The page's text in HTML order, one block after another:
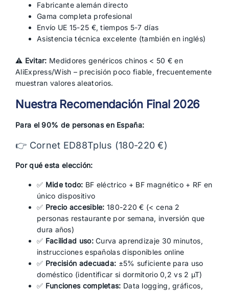
Fabricante alemán directo
Gama completa profesional
Envío UE 15-25 €, tiempos 5-7 días
Asistencia técnica excelente (también en inglés)
⚠️ Evitar: Medidores genéricos chinos < 50 € en
AliExpress/Wish – precisión poco fiable, frecuentemente
muestran valores aleatorios.
Nuestra Recomendación Final 2026
Para el 90% de personas en España:
👉 Cornet ED88Tplus (180-220 €)
Por qué esta elección:
✅ Mide todo: BF eléctrico + BF magnético + RF en
único dispositivo
✅ Precio accesible: 180-220 € (< cena 2
personas restaurante por semana, inversión que
dura años)
✅ Facilidad uso:Curva aprendizaje 30 minutos,
instrucciones españolas disponibles online
✅ Precisión adecuada: ±5% suficiente para uso
doméstico (identificar si dormitorio 0,2 vs 2 µT)
✅ Funciones completas: Data logging, gráficos,